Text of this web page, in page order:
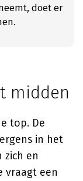
doet er
midden
top. De
in het
zich en
vraagt een